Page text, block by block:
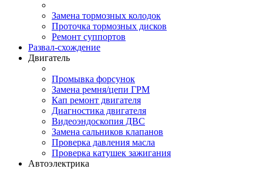
Замена тормозных колодок
Проточка тормозных дисков
Ремонт суппортов
Развал-схождение
Двигатель
Промывка форсунок
Замена ремня/цепи ГРМ
Кап ремонт двигателя
Диагностика двигателя
Видеоэндоскопия ДВС
Замена сальников клапанов
Проверка давления масла
Проверка катушек зажигания
Автоэлектрика